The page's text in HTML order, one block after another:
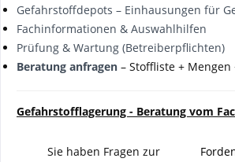
Gefahrstoffdepots – Einhausungen für
Fachinformationen & Auswahlhilfen
Prüfung & Wartung (Betreiberpflichten)
Beratung anfragen – Stoffliste +
Gefahrstofflagerung - Beratung vom
Sie haben Fragen zur